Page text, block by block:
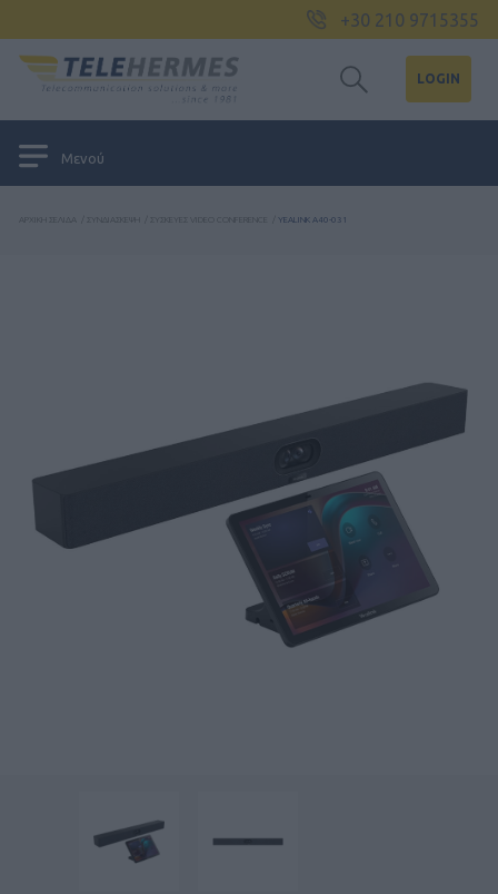
+30 210 9715355
LOGIN
Μενού
ΑΡΧΙΚΉ ΣΕΛΊΔΑ ΣΥΝΔΙΆΣΚΕΨΗ ΣΥΣΚΕΥΈΣ VIDEO CONFERENCE YEALINK A40-031